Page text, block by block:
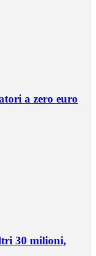
a zero euro
30 milioni,